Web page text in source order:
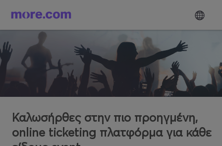
Καλωσήρθες στην πιο προηγμένη,
online ticketing πλατφόρμα για κάθε